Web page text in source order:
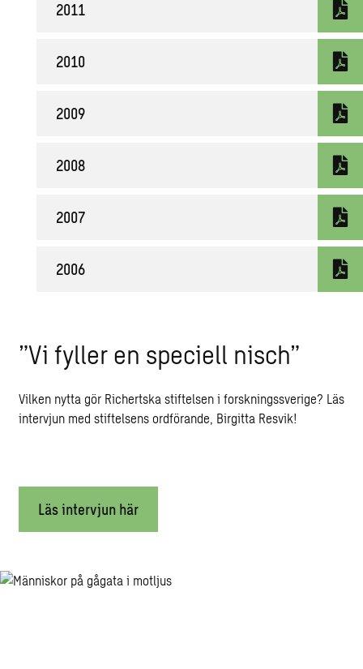
2011
2010
2009
2008
2007
2006
”Vi fyller en speciell nisch”
Vilken nytta gör Richertska stiftelsen i forskningssverige? Läs
intervjun med stiftelsens ordförande, Birgitta Resvik!
Läs intervjun här